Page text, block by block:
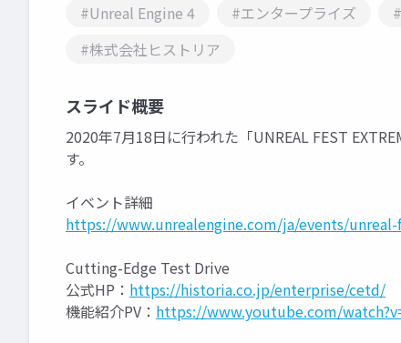
#Unreal Engine 4
#エンタープライズ
#株式会社ヒストリア
スライド概要
2020年7月18日に行われた「UNREAL FEST
す。
イベント詳細
https://www.unrealengine.com/ja/events/
Cutting-Edge Test Drive
公式HP： https://historia.co.jp/enterprise/cetd/
機能紹介PV： https://www.youtube.com/